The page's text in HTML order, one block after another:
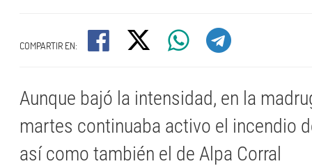
COMPARTIR EN:
Aunque bajó la intensidad, en la
martes continuaba activo el incendio
así como también el de Alpa Corral